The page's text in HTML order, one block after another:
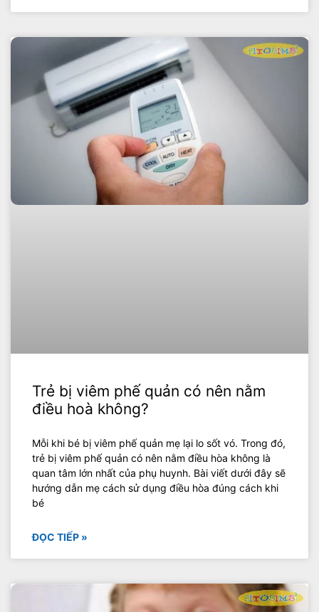
Trẻ bị viêm phế quản có nên nằm
điều hoà không?
Mỗi khi bé bị viêm phế quản mẹ lại lo sốt vó. Trong đó,
trẻ bị viêm phế quản có nên nằm điều hòa không là
quan tâm lớn nhất của phụ huynh. Bài viết dưới đây sẽ
hướng dẫn mẹ cách sử dụng điều hòa đúng cách khi
bé
ĐỌC TIẾP »